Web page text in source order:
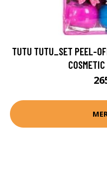
TUTU TUTU_SET PEEL-